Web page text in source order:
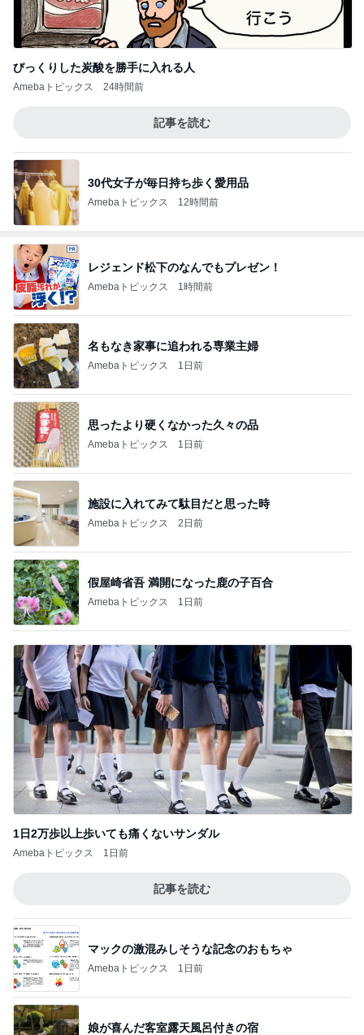
びっくりした炭酸を勝手に入れる人
Amebaトピックス 24時間前
記事を読む
30代女子が毎日持ち歩く愛用品
Amebaトピックス 12時間前
レジェンド松下のなんでもプレゼン！
Amebaトピックス 1時間前
名もなき家事に追われる専業主婦
Amebaトピックス 1日前
思ったより硬くなかった久々の品
Amebaトピックス 1日前
施設に入れてみて駄目だと思った時
Amebaトピックス 2日前
假屋崎省吾 満開になった鹿の子百合
Amebaトピックス 1日前
1日2万歩以上歩いても痛くないサンダル
Amebaトピックス 1日前
記事を読む
マックの激混みしそうな記念のおもちゃ
Amebaトピックス 1日前
娘が喜んだ客室露天風呂付きの宿